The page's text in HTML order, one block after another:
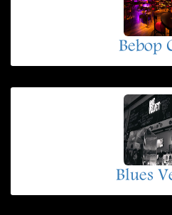
Bebop
Blues